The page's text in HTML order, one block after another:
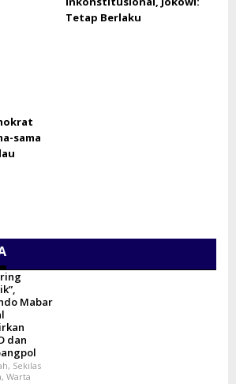
sama
Tetap Berlaku
Mabar
dan
, Sekilas
, Warta